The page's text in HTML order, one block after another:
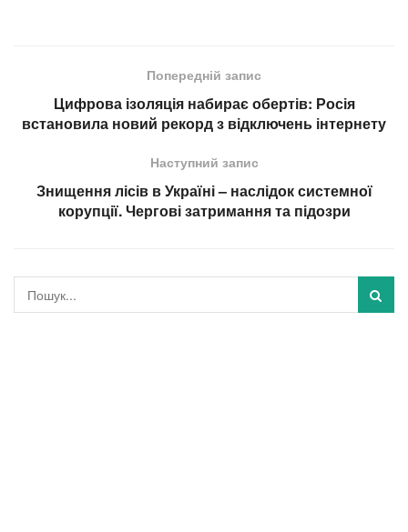
Попередній запис
Цифрова ізоляція набирає обертів: Росія
встановила новий рекорд з відключень інтернету
Наступний запис
Знищення лісів в Україні – наслідок системної
корупції. Чергові затримання та підозри